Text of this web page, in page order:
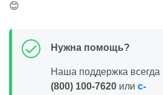
😊
Нужна помощь?
Наша поддержка всегда
(800) 100-7620 или c-